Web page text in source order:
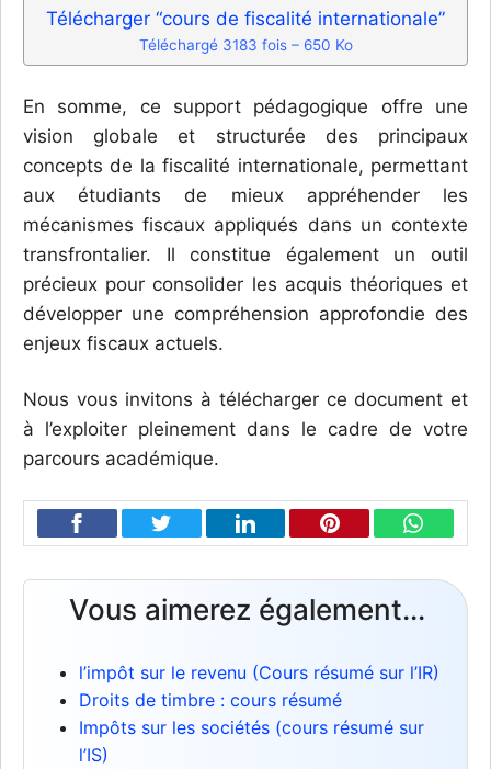
Télécharger “cours de fiscalité internationale”
Téléchargé 3183 fois – 650 Ko
En somme, ce support pédagogique offre une
vision globale et structurée des principaux
concepts de la fiscalité internationale, permettant
aux étudiants de mieux appréhender les
mécanismes fiscaux appliqués dans un contexte
transfrontalier. Il constitue également un outil
précieux pour consolider les acquis théoriques et
développer une compréhension approfondie des
enjeux fiscaux actuels.
Nous vous invitons à télécharger ce document et
à l’exploiter pleinement dans le cadre de votre
parcours académique.
Vous aimerez également...
l’impôt sur le revenu (Cours résumé sur l’IR)
Droits de timbre : cours résumé
Impôts sur les sociétés (cours résumé sur
l’IS)